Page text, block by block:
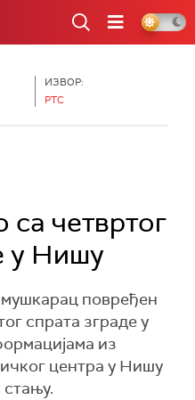
ИЗВОР:
РТС
четвртог
у Нишу
повређен
спрата зграде у
из
центра у Нишу